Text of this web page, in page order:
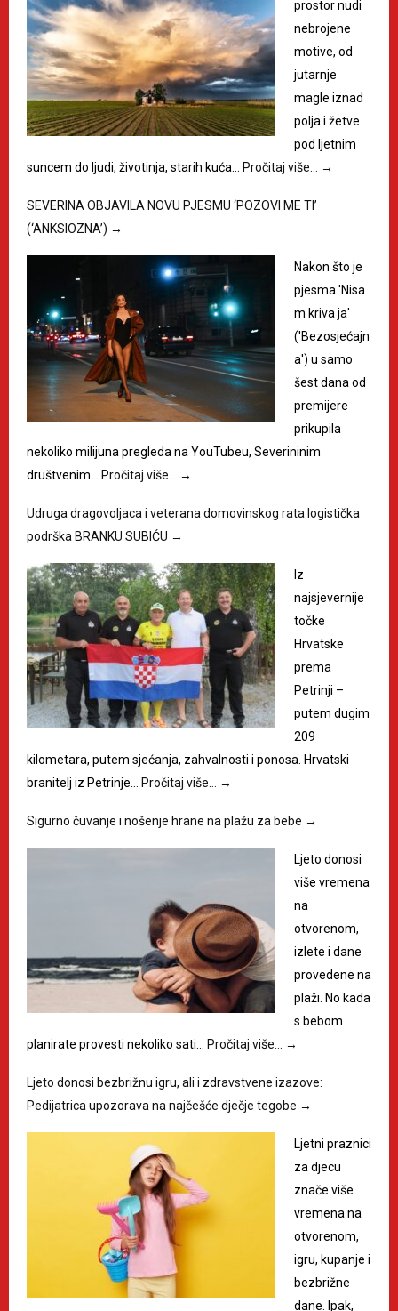
prostor nudi
nebrojene
motive, od
jutarnje
magle iznad
polja i žetve
pod ljetnim
suncem do ljudi, životinja, starih kuća…
Pročitaj više… →
SEVERINA OBJAVILA NOVU PJESMU ‘POZOVI ME TI’
(‘ANKSIOZNA’) →
Nakon što je
pjesma 'Nisa
m kriva ja'
('Bezosjećajn
a') u samo
šest dana od
premijere
prikupila
nekoliko milijuna pregleda na YouTubeu, Severininim
društvenim…
Pročitaj više… →
Udruga dragovoljaca i veterana domovinskog rata logistička
podrška BRANKU SUBIĆU →
Iz
najsjevernije
točke
Hrvatske
prema
Petrinji –
putem dugim
209
kilometara, putem sjećanja, zahvalnosti i ponosa. Hrvatski
branitelj iz Petrinje…
Pročitaj više… →
Sigurno čuvanje i nošenje hrane na plažu za bebe →
Ljeto donosi
više vremena
na
otvorenom,
izlete i dane
provedene na
plaži. No kada
s bebom
planirate provesti nekoliko sati…
Pročitaj više… →
Ljeto donosi bezbrižnu igru, ali i zdravstvene izazove:
Pedijatrica upozorava na najčešće dječje tegobe →
Ljetni praznici
za djecu
znače više
vremena na
otvorenom,
igru, kupanje i
bezbrižne
dane. Ipak,